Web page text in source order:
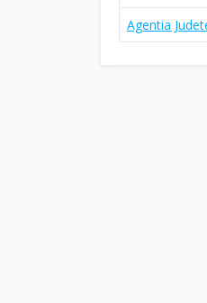
Agentia